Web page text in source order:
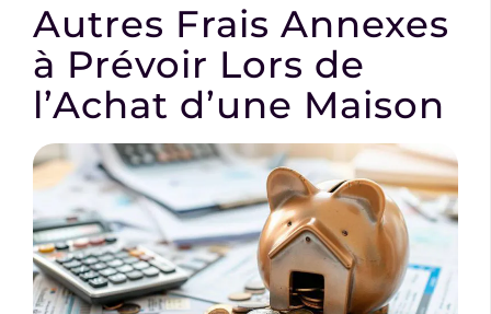
Autres Frais Annexes
à Prévoir Lors de
l’Achat d’une Maison